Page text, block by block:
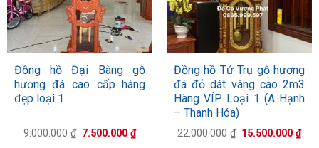
Đồng hồ Đại Bàng gỗ
hương đá cao cấp hàng
đẹp loại 1
9.000.000₫ Giá
7.500.000₫Giá
hiện
Đồng hồ Tứ Trụ gỗ hương
đá đỏ dát vàng cao 2m3
Hàng VÍP Loại 1 (A Hạnh
– Thanh Hóa)
22.000.000₫ Giá
15.500.000₫Giá